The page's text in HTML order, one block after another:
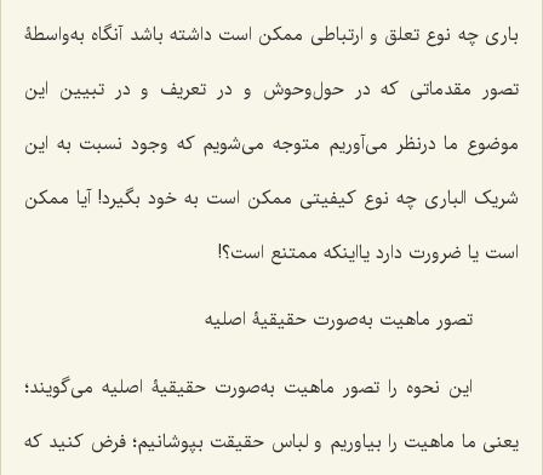
باری چه نوع تعلق و ارتباطی ممکن است داشته باشد آنگاه به‌واسطۀ
تصور مقدماتی که در حول‌وحوش و در تعریف و در تبیین این
موضوع ما درنظر می‌آوریم متوجه می‌شویم که وجود نسبت به این
شریک الباری چه نوع کیفیتی ممکن است به خود بگیرد! آیا ممکن
است یا ضرورت دارد یااینکه ممتنع است؟!
تصور ماهیت به‌صورت حقیقیۀ اصلیه
این نحوه را تصور ماهیت به‌صورت حقیقیۀ اصلیه می‌گویند؛
یعنی ما ماهیت را بیاوریم و لباس حقیقت بپوشانیم؛ فرض کنید که